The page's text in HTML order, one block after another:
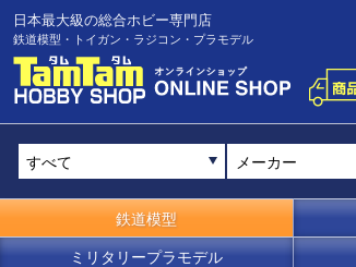
日本最大級の総合ホビー専門店
鉄道模型・トイガン・ラジコン・プラモデル
メーカー
鉄道模型
ミリタリープラモデル